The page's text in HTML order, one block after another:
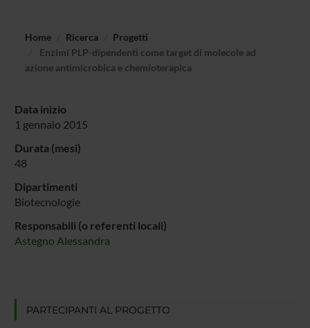
Home Ricerca
Progetti
Enzimi PLP-dipendenti come target di molecole ad
azione antimicrobica e chemioterapica
Data inizio
1 gennaio 2015
Durata (mesi)
48
Dipartimenti
Biotecnologie
Responsabili (o referenti locali)
Astegno Alessandra
PARTECIPANTI AL PROGETTO